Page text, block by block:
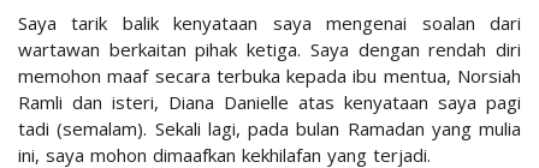
Saya tarik balik kenyataan saya mengenai soalan dari
wartawan berkaitan pihak ketiga. Saya dengan rendah diri
memohon maaf secara terbuka kepada ibu mentua, Norsiah
Ramli dan isteri, Diana Danielle atas kenyataan saya pagi
tadi (semalam). Sekali lagi, pada bulan Ramadan yang mulia
ini, saya mohon dimaafkan kekhilafan yang terjadi.